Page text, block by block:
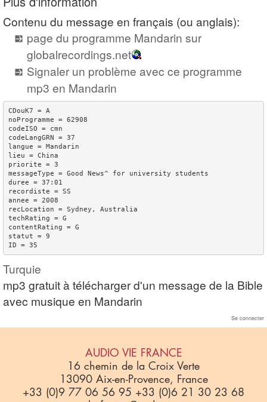
Contenu du message en français (ou anglais):
page du programme Mandarin sur
globalrecordings.net
Signaler un problème avec ce programme
mp3 en Mandarin
CDouK7 = A
noProgramme = 62908
codeISO = cmn
codeLangGRN = 37
langue = Mandarin
lieu = China
priorite = 3
messageType = Good News^ for university students
duree = 37:01
recordiste = SS
annee = 2008
recLocation = Sydney, Australia
techRating = G
contentRating = G
statut = 9
Turquie
mp3 gratuit à télécharger d'un message de la Bible
avec musique en Mandarin
Se connecter
AUDIO VIE FRANCE
16 chemin de la Croix Verte
13090 Aix-en-Provence, France
+33 (0)9 77 06 56 95 +33 (0)6 21 30 23 68